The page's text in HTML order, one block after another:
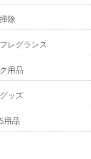
除
レグランス
用品
ッズ
用品